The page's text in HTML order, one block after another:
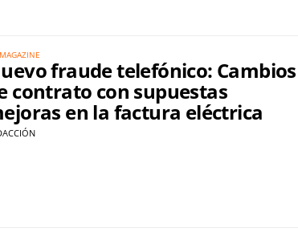
fraude telefónico: Cambios
contrato con supuestas
en la factura eléctrica